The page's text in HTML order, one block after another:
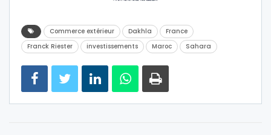
Commerce extérieur Dakhla
France
Franck Riester
investissements Maroc Sahara